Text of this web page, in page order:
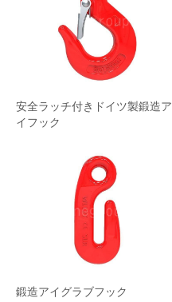
安全ラッチ付きドイツ製鍛造ア
イフック
鍛造アイグラブフック